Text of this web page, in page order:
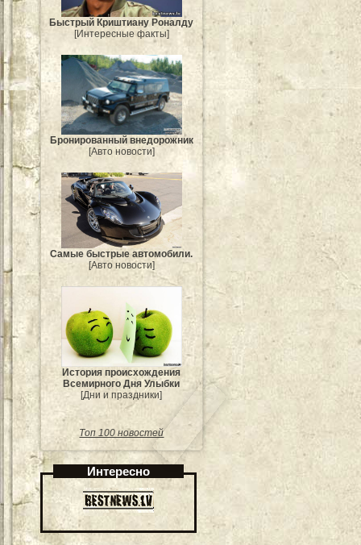
Быстрый Криштиану Роналду
[Интересные факты]
Бронированный внедорожник
[Авто новости]
Самые быстрые автомобили.
[Авто новости]
История происхождения
Всемирного Дня Улыбки
[Дни и праздники]
Топ 100 новостей
Интересно